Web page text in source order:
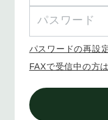
パスワードの再設
FAXで受信中の方